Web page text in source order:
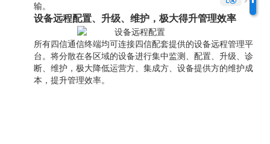
输。
设备远程配置、升级、维护，极大得升管理效率
所有四信通信终端均可连接四信配套提供的设备远程管理平
台。将分散在各区域的设备进行集中监测、配置、升级、诊
断、维护，极大降低运营方、集成方、设备提供方的维护成
本，提升管理效率。